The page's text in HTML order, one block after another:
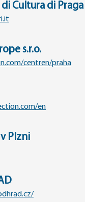
Cultura di Praga
s.r.o.
centren/praha
en
Plzni